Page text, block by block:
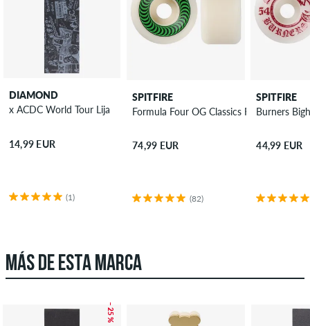
DIAMOND
x ACDC World Tour Lija
14,99 EUR
(1)
SPITFIRE
Formula Four OG Classics Ruedas 52
74,99 EUR
(82)
SPITFIRE
Burners
44,99 EUR
MÁS DE ESTA MARCA
– 25 %